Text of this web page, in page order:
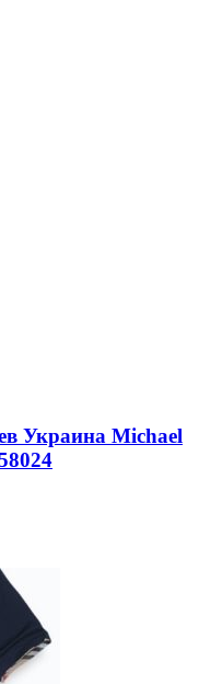
Украина Michael